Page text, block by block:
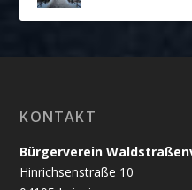
KONTAKT
Bürgerverein
Hinrichsenstraße 10